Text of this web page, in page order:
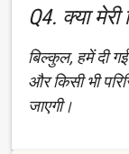
Q4. क्या मेरी
बिल्कुल, हमें दी
और किसी भी
जाएगी।